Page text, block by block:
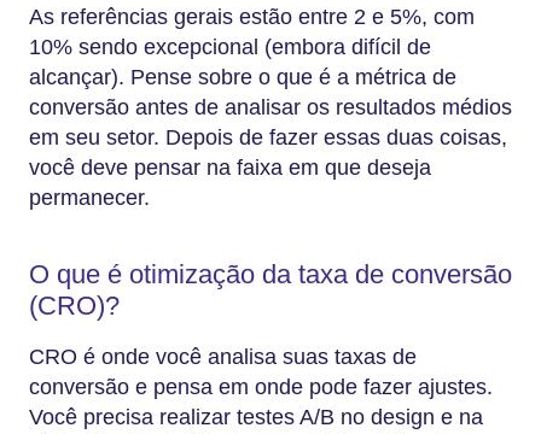
As referências gerais estão entre 2 e 5%, com
10% sendo excepcional (embora difícil de
alcançar). Pense sobre o que é a métrica de
conversão antes de analisar os resultados médios
em seu setor. Depois de fazer essas duas coisas,
você deve pensar na faixa em que deseja
permanecer.
O que é otimização da taxa de conversão
(CRO)?
CRO é onde você analisa suas taxas de
conversão e pensa em onde pode fazer ajustes.
Você precisa realizar testes A/B no design e na